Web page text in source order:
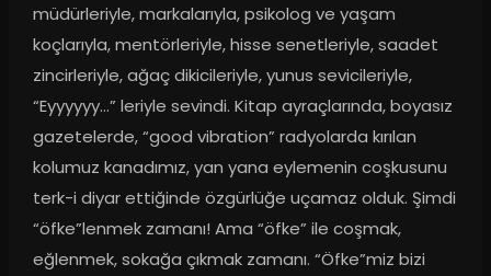
müdürleriyle, markalarıyla, psikolog ve yaşam
koçlarıyla, mentörleriyle, hisse senetleriyle, saadet
zincirleriyle, ağaç dikicileriyle, yunus sevicileriyle,
“Eyyyyyy…” leriyle sevindi. Kitap ayraçlarında, boyasız
gazetelerde, “good vibration” radyolarda kırılan
kolumuz kanadımız, yan yana eylemenin coşkusunu
terk-i diyar ettiğinde özgürlüğe uçamaz olduk. Şimdi
“öfke”lenmek zamanı! Ama “öfke” ile coşmak,
eğlenmek, sokağa çıkmak zamanı. “Öfke”miz bizi